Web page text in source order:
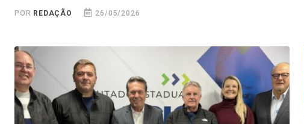
POR REDAÇÃO 26/05/2026